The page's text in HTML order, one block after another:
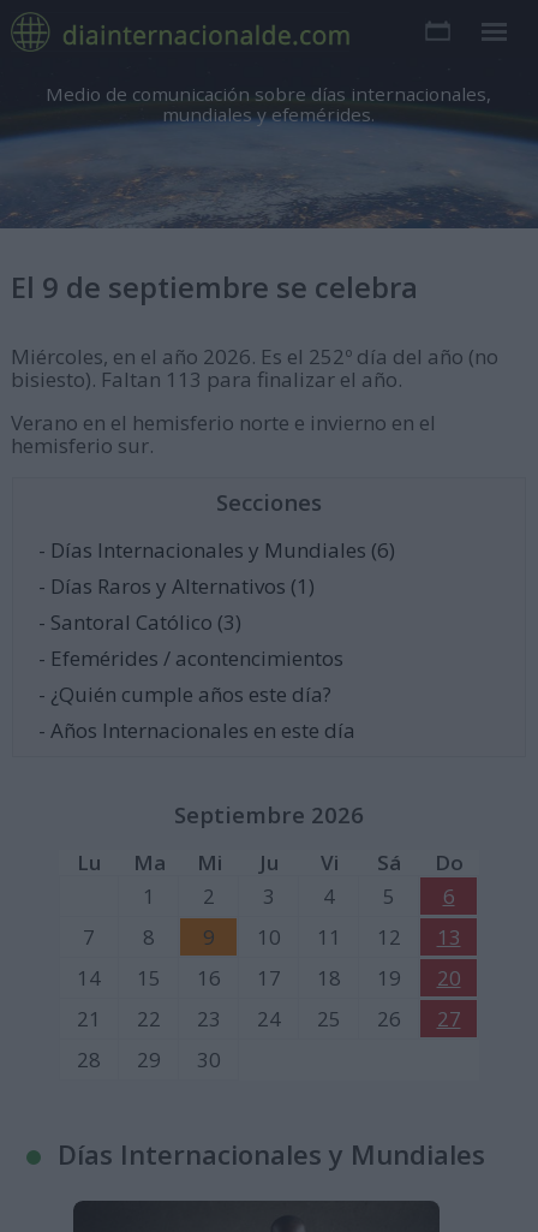
Medio de comunicación sobre días internacionales,
mundiales y efemérides.
El 9 de septiembre se celebra
Miércoles, en el año 2026. Es el 252º día del año (no
bisiesto). Faltan 113 para finalizar el año.
Verano en el hemisferio norte e invierno en el
hemisferio sur.
Secciones
- Días Internacionales y Mundiales (6)
- Días Raros y Alternativos (1)
- Santoral Católico (3)
- Efemérides / acontencimientos
- ¿Quién cumple años este día?
- Años Internacionales en este día
Septiembre 2026
Lu Ma Mi Ju Vi Sá
Do
1
2 3 4 5
6
7
8 9 10 11 12
13
14
15 16 17 18 19
20
21
22 23 24 25 26
27
28
29 30
Días Internacionales y Mundiales